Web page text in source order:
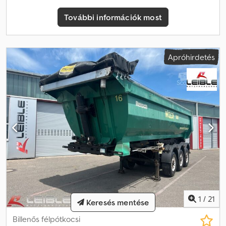
További információk most
Apróhirdetés
1 / 21
Billenős félpótkocsi
Keresés mentése